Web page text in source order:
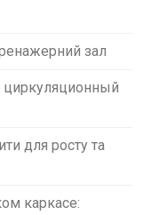
зал
циркуляционный
для росту та
каркасе: